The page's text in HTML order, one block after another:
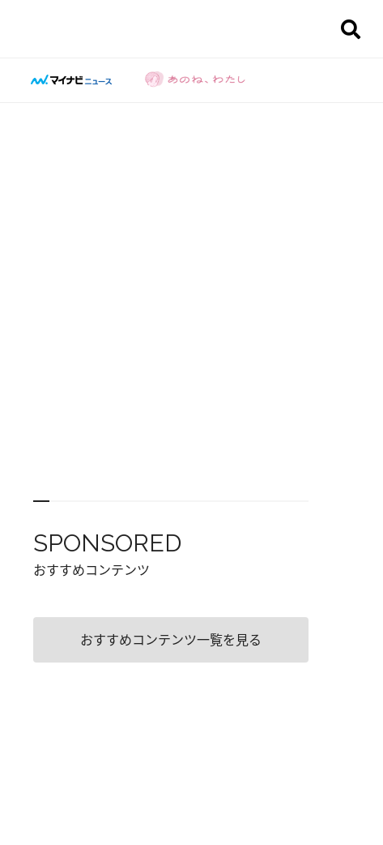
SPONSORED
おすすめコンテンツ
おすすめコンテンツ一覧を見る